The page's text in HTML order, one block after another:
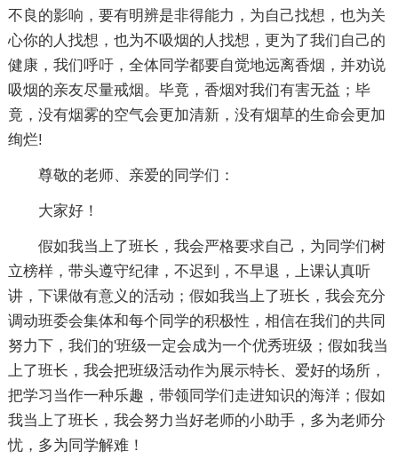
不良的影响，要有明辨是非得能力，为自己找想，也为关
心你的人找想，也为不吸烟的人找想，更为了我们自己的
健康，我们呼吁，全体同学都要自觉地远离香烟，并劝说
吸烟的亲友尽量戒烟。毕竟，香烟对我们有害无益；毕
竟，没有烟雾的空气会更加清新，没有烟草的生命会更加
绚烂!
尊敬的老师、亲爱的同学们：
大家好！
假如我当上了班长，我会严格要求自己，为同学们树
立榜样，带头遵守纪律，不迟到，不早退，上课认真听
讲，下课做有意义的活动；假如我当上了班长，我会充分
调动班委会集体和每个同学的积极性，相信在我们的共同
努力下，我们的'班级一定会成为一个优秀班级；假如我当
上了班长，我会把班级活动作为展示特长、爱好的场所，
把学习当作一种乐趣，带领同学们走进知识的海洋；假如
我当上了班长，我会努力当好老师的小助手，多为老师分
忧，多为同学解难！